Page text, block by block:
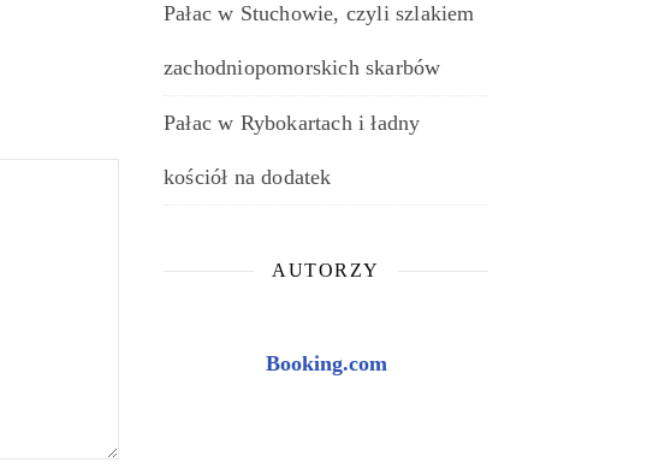
Pałac w Stuchowie, czyli szlakiem
zachodniopomorskich skarbów
Pałac w Rybokartach i ładny
kościół na dodatek
AUTORZY
Booking.com